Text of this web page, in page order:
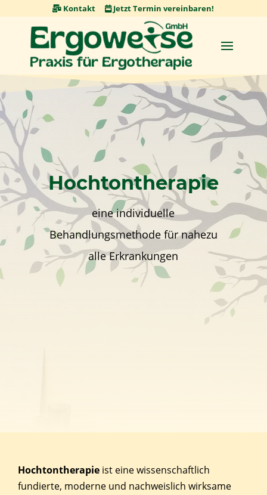
content
Kontakt Jetzt Termin vereinbaren!
Hochtontherapie
eine individuelle
Behandlungsmethode für nahezu
alle Erkrankungen
Hochtontherapie ist eine wissenschaftlich
fundierte, moderne und nachweislich wirksame